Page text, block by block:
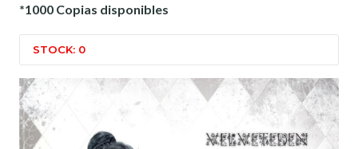
*1000 Copias disponibles
STOCK: 0